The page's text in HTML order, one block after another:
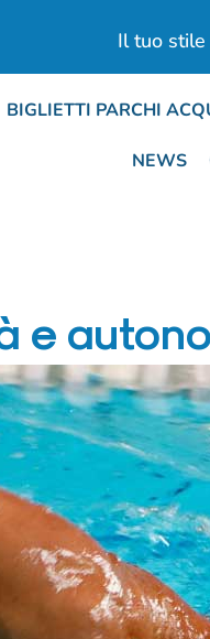
Il tuo stile
BIGLIETTI PARCHI
NEWS
e